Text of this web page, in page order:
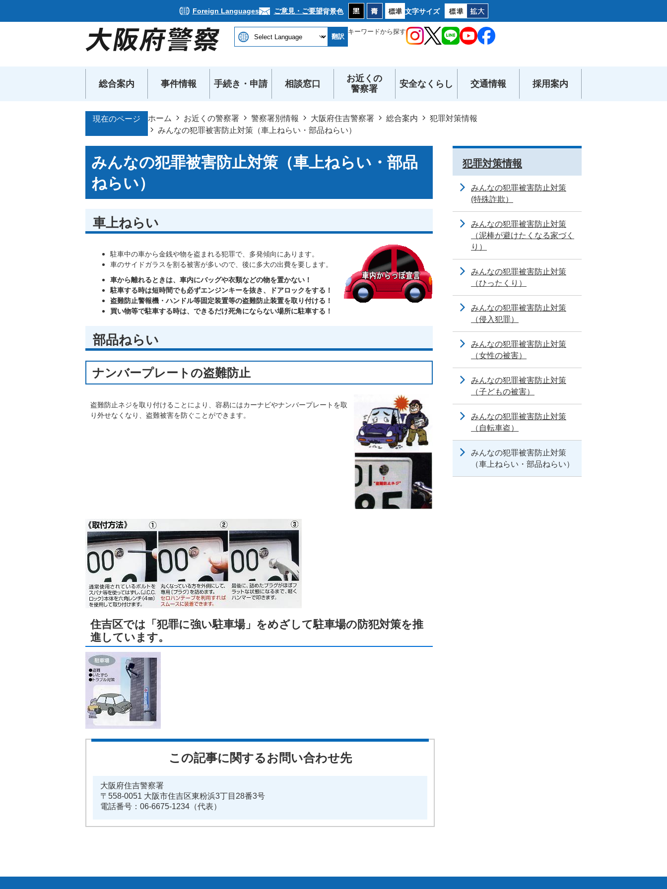
Foreign Languages ご意見・ご要望背景色 文字サイズ
翻訳
キーワードから探す
総合案内 事件情報 手続き・申請 相談窓口
お近くの
警察署
安全なくらし 交通情報 採用案内
現在のページ ホーム お近くの警察署 警察署別情報 大阪府住吉警察署 総合案内
犯罪対策情報
みんなの犯罪被害防止対策（車上ねらい・部品ねらい）
みんなの犯罪被害防止対策（車上ねらい・部品
ねらい）
車上ねらい
駐車中の車から金銭や物を盗まれる犯罪で、多発傾向にあります。
車のサイドガラスを割る被害が多いので、後に多大の出費を要します。
車から離れるときは、車内にバッグや衣類などの物を置かない！
駐車する時は短時間でも必ずエンジンキーを抜き、ドアロックをする！
盗難防止警報機・ハンドル等固定装置等の盗難防止装置を取り付ける！
買い物等で駐車する時は、できるだけ死角にならない場所に駐車する！
部品ねらい
ナンバープレートの盗難防止
盗難防止ネジを取り付けることにより、容易にはカーナビやナンバープレートを取
り外せなくなり、盗難被害を防ぐことができます。
住吉区では「犯罪に強い駐車場」をめざして駐車場の防犯対策を推
進しています。
この記事に関するお問い合わせ先
大阪府住吉警察署
〒558-0051 大阪市住吉区東粉浜3丁目28番3号
電話番号：06-6675-1234（代表）
犯罪対策情報
みんなの犯罪被害防止対策
(特殊詐欺）
みんなの犯罪被害防止対策
（泥棒が避けたくなる家づく
り）
みんなの犯罪被害防止対策
（ひったくり）
みんなの犯罪被害防止対策
（侵入犯罪）
みんなの犯罪被害防止対策
（女性の被害）
みんなの犯罪被害防止対策
（子どもの被害）
みんなの犯罪被害防止対策
（自転車盗）
みんなの犯罪被害防止対策
（車上ねらい・部品ねらい）